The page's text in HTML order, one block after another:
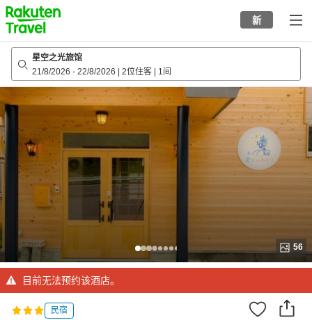
to
top
page
新
星空之光旅馆
21/8/2026 - 22/8/2026 2位住客 1间
56
目前无法预约该酒店。
民宿